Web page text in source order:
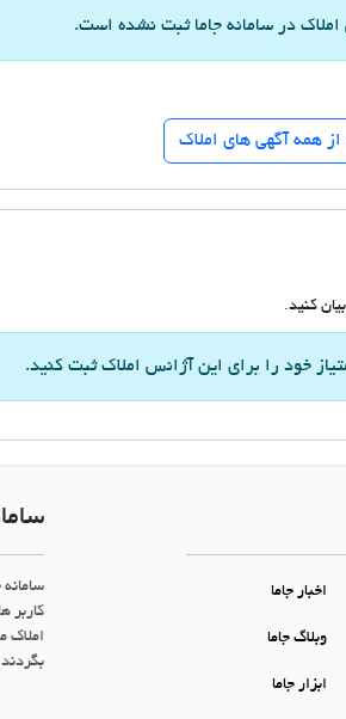
در سامانه جاما ثبت نشده است.
از همه آگهی های املاک
کنید.
خود را برای این آژانس املاک ثبت کنید.
اخبار جاما
وبلاگ جاما
ابزار جاما
کاربر
املاک